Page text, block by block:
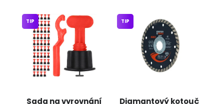
Sada na vyrovnání
TIP
Diamantový kotouč
TIP